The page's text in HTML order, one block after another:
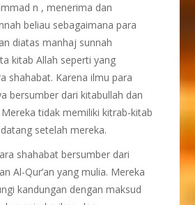
n , menerima dan
beliau sebagaimana para
diatas manhaj sunnah
kitab Allah seperti yang
shahabat. Karena ilmu para
bersumber dari kitabullah dan
Mereka tidak memiliki kitrab-kitab
setelah mereka.
shahabat bersumber dari
Al-Qur’an yang mulia. Mereka
kandungan dengan maksud